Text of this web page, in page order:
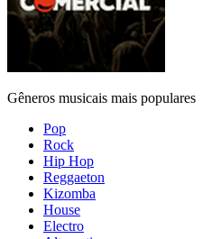
Gêneros musicais mais populares
Pop
Rock
Hip Hop
Reggaeton
Kizomba
House
Electro